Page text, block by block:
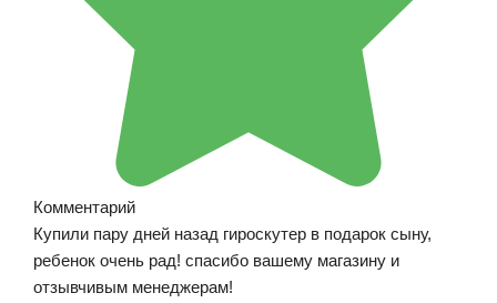
Комментарий
Купили пару дней назад гироскутер в подарок сыну,
ребенок очень рад! спасибо вашему магазину и
отзывчивым менеджерам!